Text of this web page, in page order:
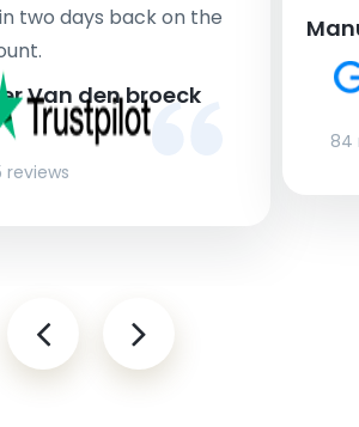
two days back on the
Van den broeck
reviews
84